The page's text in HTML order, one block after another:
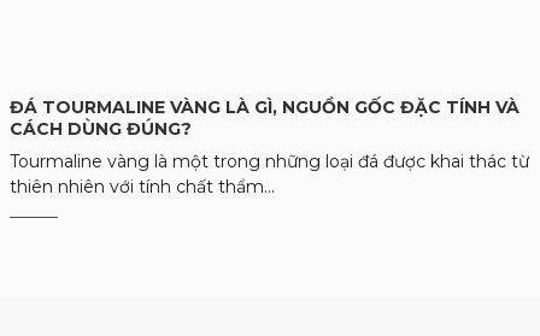
ĐÁ TOURMALINE VÀNG LÀ GÌ, NGUỒN GỐC ĐẶC TÍNH VÀ
CÁCH DÙNG ĐÚNG?
Tourmaline vàng là một trong những loại đá được khai thác từ
thiên nhiên với tính chất thẩm...